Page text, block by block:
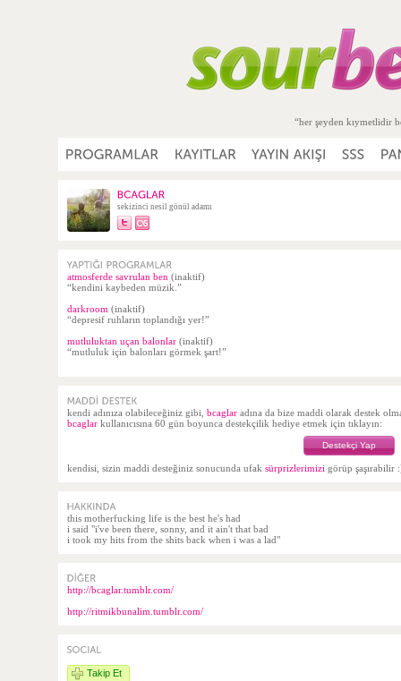
“her şeyden kıymetlidir
sekizinci nesil gönül adamı
atmosferde savrulan ben (inaktif)
“kendini kaybeden müzik.”
darkroom (inaktif)
“depresif ruhların toplandığı yer!”
mutluluktan uçan balonlar (inaktif)
“mutluluk için balonları görmek şart!”
kendi adınıza olabileceğiniz gibi, bcaglar adına da bize maddi olarak destek
bcaglar kullanıcısına 60 gün boyunca destekçilik hediye etmek için tıklayın:
Destekçi Yap
kendisi, sizin maddi desteğiniz sonucunda ufak sürprizlerimizi görüp şaşırabilir
this motherfucking life is the best he's had
i said "i've been there, sonny, and it ain't that bad
i took my hits from the shits back when i was a lad"
http://bcaglar.tumblr.com/
http://ritmikbunalim.tumblr.com/
Takip Et